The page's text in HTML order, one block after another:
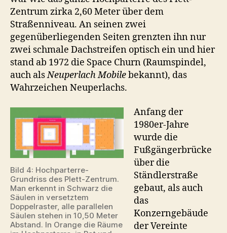
Zentrum zirka 2,60 Meter über dem
Straßenniveau. An seinen zwei
gegenüberliegenden Seiten grenzten ihn nur
zwei schmale Dachstreifen optisch ein und hier
stand ab 1972 die Space Churn (Raumspindel,
auch alsNeuperlach Mobilebekannt), das
Wahrzeichen Neuperlachs.
Bild 4: Hochparterre-
Grundriss des Plett-Zentrum.
Man erkennt in Schwarz die
Säulen in versetztem
Doppelraster, alle parallelen
Säulen stehen in 10,50 Meter
Abstand. In Orange die Räume
Anfang der
1980er-Jahre
wurde die
Fußgängerbrücke
über die
Ständlerstraße
gebaut, als auch
das
Konzerngebäude
der Vereinte